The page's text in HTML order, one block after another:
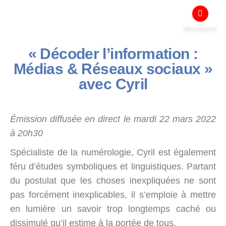
« Décoder l’information :
Médias & Réseaux sociaux »
avec Cyril
Émission diffusée en direct le mardi 22 mars 2022
à 20h30
Spécialiste de la numérologie, Cyril est également
féru d’études symboliques et linguistiques. Partant
du postulat que les choses inexpliquées ne sont
pas forcément inexplicables, il s’emploie à mettre
en lumière un savoir trop longtemps caché ou
dissimulé qu’il estime à la portée de tous.